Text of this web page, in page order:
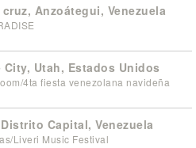
Anzoátegui, Venezuela
City, Utah, Estados Unidos
4ta fiesta venezolana navideña
Capital, Venezuela
Liveri Music Festival